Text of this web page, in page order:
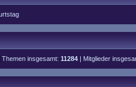
Themen insgesamt: 11284 | Mitglieder